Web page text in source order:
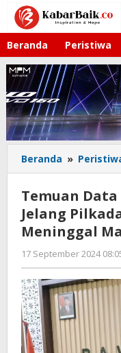
Lewati
konten
Beranda Peristiwa
Beranda »
Temuan
Jelang
Meninggal
17 September 2024